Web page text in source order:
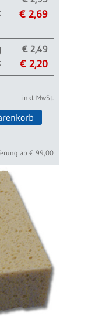
€ 2,69
€ 2,49
€ 2,20
inkl. MwSt.
ab € 99,00